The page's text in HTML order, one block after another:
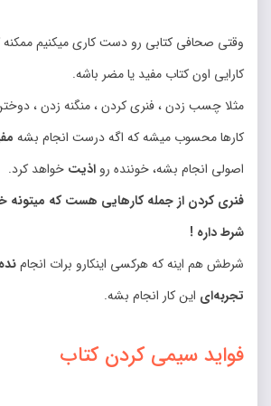
وقتی صحافی کتابی رو دست کاری میکنیم ممکنه
کارایی اون کتاب مفید یا مضر باشه.
مثلا چسب زدن ، فنری کردن ، منگنه زدن ،
کارها محسوب میشه که اگه درست انجام بشه
اصولی انجام بشه، خوننده رو اذیت خواهد کرد.
فنری کردن از جمله کارها‌یی هست که میتونه
شرط داره !
شرطش هم اینه که هرکسی اینکارو برات انجامنده
تجربه‌ای این کار انجام بشه.
فواید سیمی کردن کتاب